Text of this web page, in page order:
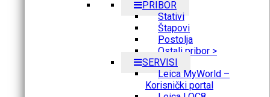
PRIBOR
Stativi
Štapovi
Postolja
Ostali pribor >
SERVISI
Leica MyWorld –
Korisnički portal